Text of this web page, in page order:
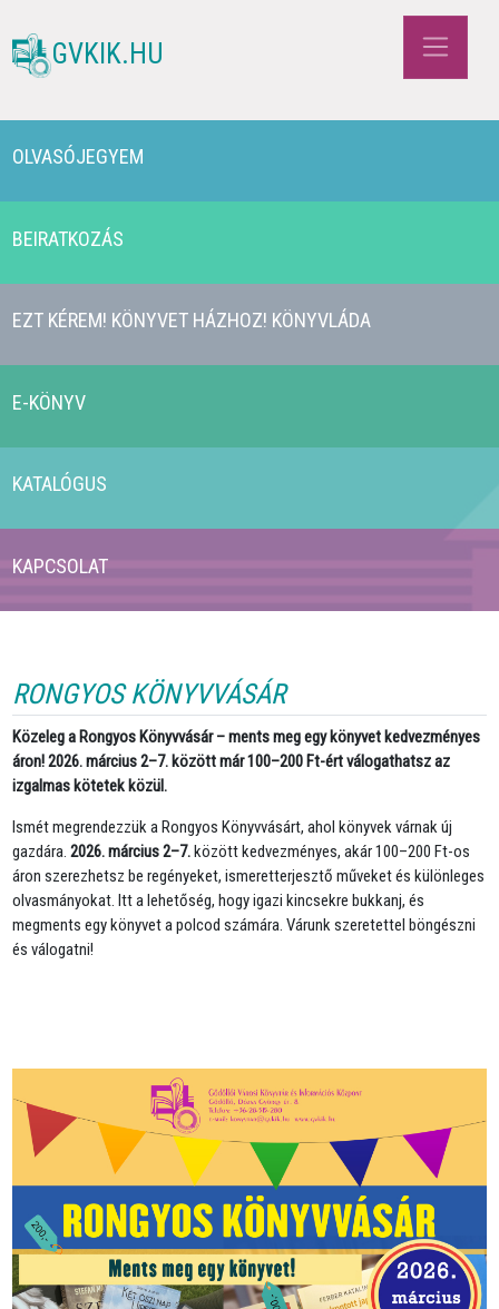
GVKIK.HU
OLVASÓJEGYEM
BEIRATKOZÁS
EZT KÉREM! KÖNYVET HÁZHOZ! KÖNYVLÁDA
E-KÖNYV
KATALÓGUS
KAPCSOLAT
RONGYOS KÖNYVVÁSÁR
Közeleg a Rongyos Könyvvásár – ments meg egy könyvet kedvezményes
áron!2026. március 2–7. között már 100–200 Ft-ért válogathatsz az
izgalmas kötetek közül.
Ismét megrendezzük a Rongyos Könyvvásárt, ahol könyvek várnak új
gazdára. 2026. március 2–7.között kedvezményes, akár 100–200 Ft-os
áron szerezhetsz be regényeket, ismeretterjesztő műveket és különleges
olvasmányokat. Itt a lehetőség, hogy igazi kincsekre bukkanj, és
megments egy könyvet a polcod számára. Várunk szeretettel böngészni
és válogatni!